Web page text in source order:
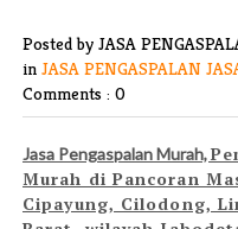
Posted by JASA
in JASA PENGASPALAN
Comments : 0
Jasa Pengaspalan Murah,
Murah di Pancoran
Cipayung, Cilodong,